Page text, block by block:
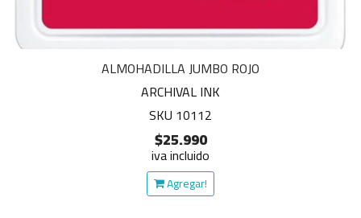
ALMOHADILLA JUMBO ROJO
ARCHIVAL INK
SKU 10112
$25.990
iva incluido
Agregar!